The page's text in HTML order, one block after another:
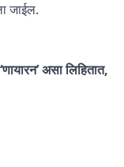
जाईल.
असा लिहितात,